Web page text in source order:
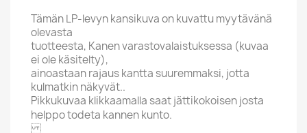
Tämän LP-levyn kansikuva on kuvattu myytävänä
olevasta
tuotteesta, Kanen varastovalaistuksessa (kuvaa
ei ole käsitelty),
ainoastaan rajaus kantta suuremmaksi, jotta
kulmatkin näkyvät..
Pikkukuvaa klikkaamalla saat jättikokoisen josta
helppo todeta kannen kunto.